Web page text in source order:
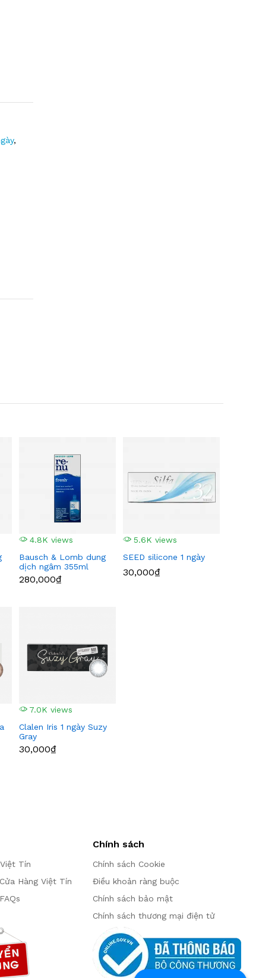
,
4.8K views
Bausch & Lomb dung
dịch ngâm 355ml
280,000₫
5.6K views
SEED silicone 1 ngày
30,000₫
7.0K views
Clalen Iris 1 ngày Suzy
Gray
30,000₫
Tín
Hàng Việt Tín
Chính sách
Chính sách Cookie
Điều khoản ràng buộc
Chính sách bảo mật
Chính sách thương mại điện tử